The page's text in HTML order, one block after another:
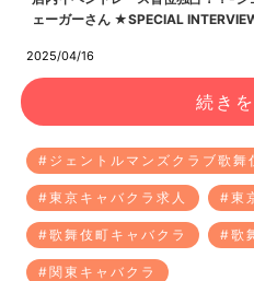
2025/04/16
ェーガーさん ★SPECIAL
#ジェントルマンズクラブ歌舞
#東京キャバクラ求人 #東
#歌舞伎町キャバクラ #歌
#関東キャバクラ
続き